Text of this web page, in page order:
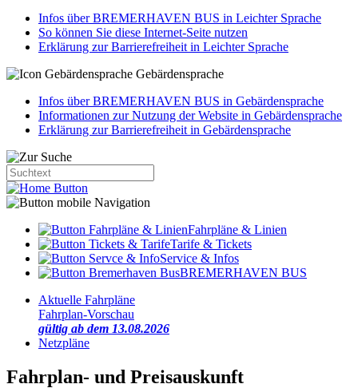
Infos über BREMERHAVEN BUS in Leichter Sprache
So können Sie diese Internet-Seite nutzen
Erklärung zur Barrierefreiheit in Leichter Sprache
Gebärdensprache
Infos über BREMERHAVEN BUS in Gebärdensprache
Informationen zur Nutzung der Website in Gebärdensprache
Erklärung zur Barrierefreiheit in Gebärdensprache
Fahrpläne & Linien
Tarife & Tickets
Service & Infos
BREMERHAVEN BUS
Aktuelle Fahrpläne
Fahrplan-Vorschau
gültig ab dem 13.08.2026
Netzpläne
Fahrplan- und Preisauskunft